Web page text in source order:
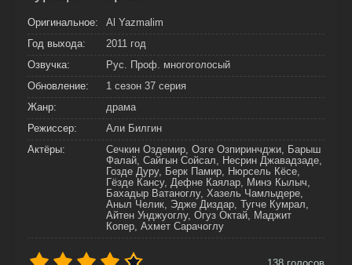
Оригинальное:
Al Yazmalim
Год выхода:
2011 год
Озвучка:
Рус. Проф. многоголосый
Обновление:
1 сезон 37 серия
Жанр:
драма
Режиссер:
Али Билгин
Актёры:
Сечкин Оздемир, Озге Озпиринчджи, Барыш
Фалай, Сайгын Сойсал, Несрин Джавадзаде,
Гозде Дуру, Берк Памир, Нюрсель Кёсе,
Гёзде Кансу, Дефне Каялар, Минэ Кылыч,
Бахадыр Ватаноглу, Хазель Чамлыдере,
Аныл Челик, Эдже Диздар, Тугче Кумрал,
Айтен Унджуоглу, Огуз Октай, Маджит
Копер, Ахмет Сарачоглу